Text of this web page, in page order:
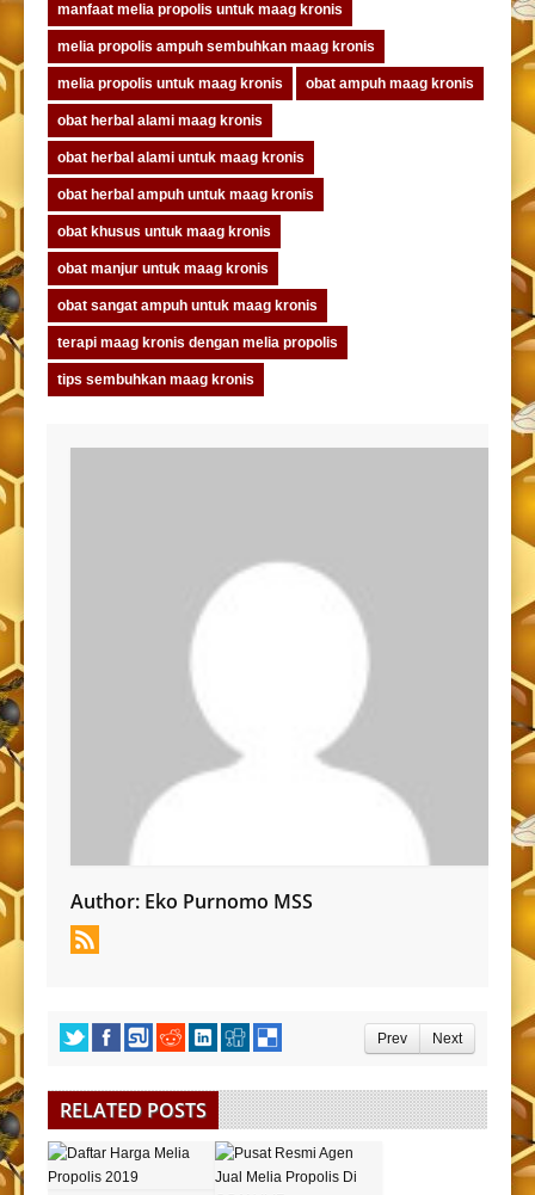
manfaat melia propolis untuk maag kronis
melia propolis ampuh sembuhkan maag kronis
melia propolis untuk maag kronis obat ampuh maag kronis
obat herbal alami maag kronis
obat herbal alami untuk maag kronis
obat herbal ampuh untuk maag kronis
obat khusus untuk maag kronis
obat manjur untuk maag kronis
obat sangat ampuh untuk maag kronis
terapi maag kronis dengan melia propolis
tips sembuhkan maag kronis
Author: Eko Purnomo MSS
Prev Next
RELATED POSTS